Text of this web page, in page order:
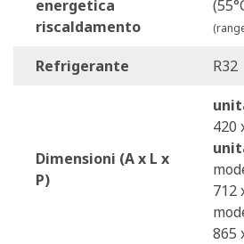
potrà essere modificata in
Servizio di Assistenza Tecnica.
energetica
riscaldamento
Refrigerante R32
Dimensioni (A x L x
P)
420
712
865